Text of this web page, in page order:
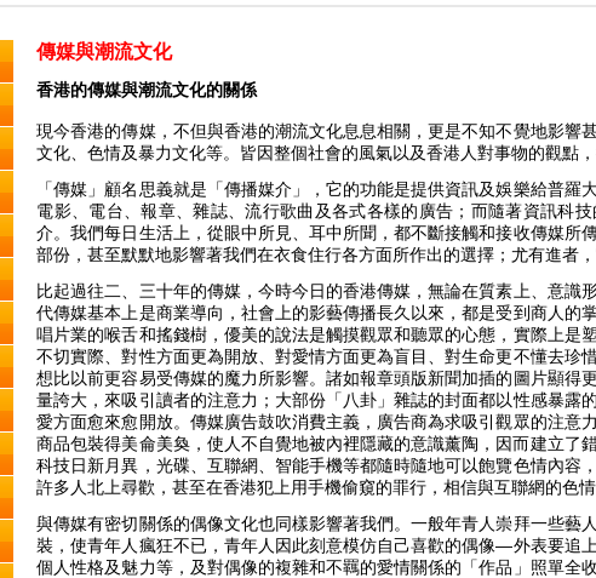
傳媒與潮流文化
香港的傳媒與潮流文化的關係
現今香港的傳媒，不但與香港的潮流文化息息相關，更是不知不覺地影響
文化、色情及暴力文化等。皆因整個社會的風氣以及香港人對事物的觀點，
「傳媒」顧名思義就是「傳播媒介」，它的功能是提供資訊及娛樂給普羅
電影、電台、報章、雜誌、流行歌曲及各式各樣的廣告；而隨著資訊科
介。我們每日生活上，從眼中所見、耳中所聞，都不斷接觸和接收傳媒所
部份，甚至默默地影響著我們在衣食住行各方面所作出的選擇；尤有進者
比起過往二、三十年的傳媒，今時今日的香港傳媒，無論在質素上、意識
代傳媒基本上是商業導向，社會上的影藝傳播長久以來，都是受到商人的
唱片業的喉舌和搖錢樹，優美的說法是觸摸觀眾和聽眾的心態，實際上是
不切實際、對性方面更為開放、對愛情方面更為盲目、對生命更不懂去珍
想比以前更容易受傳媒的魔力所影響。諸如報章頭版新聞加插的圖片顯得
量誇大，來吸引讀者的注意力；大部份「八卦」雜誌的封面都以性感暴露
愛方面愈來愈開放。傳媒廣告鼓吹消費主義，廣告商為求吸引觀眾的注意
商品包裝得美侖美奐，使人不自覺地被內裡隱藏的意識薰陶，因而建立了
科技日新月異，光碟、互聯網、智能手機等都隨時隨地可以飽覽色情內容
許多人北上尋歡，甚至在香港犯上用手機偷窺的罪行，相信與互聯網的色情
與傳媒有密切關係的偶像文化也同樣影響著我們。一般年青人崇拜一些藝
裝，使青年人瘋狂不已，青年人因此刻意模仿自己喜歡的偶像—外表要追
個人性格及魅力等，及對偶像的複雜和不羈的愛情關係的「作品」照單全